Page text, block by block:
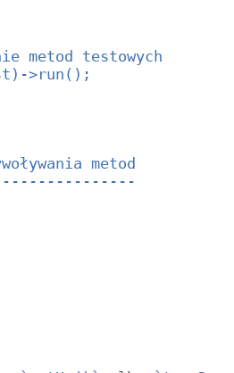
metod testowych
>run();
metod